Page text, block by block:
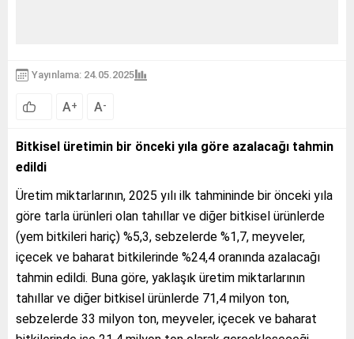
Yayınlama: 24.05.2025
A+ A-
Bitkisel üretimin bir önceki yıla göre azalacağı tahmin
edildi
Üretim miktarlarının, 2025 yılı ilk tahmininde bir önceki yıla
göre tarla ürünleri olan tahıllar ve diğer bitkisel ürünlerde
(yem bitkileri hariç) %5,3, sebzelerde %1,7, meyveler,
içecek ve baharat bitkilerinde %24,4 oranında azalacağı
tahmin edildi. Buna göre, yaklaşık üretim miktarlarının
tahıllar ve diğer bitkisel ürünlerde 71,4 milyon ton,
sebzelerde 33 milyon ton, meyveler, içecek ve baharat